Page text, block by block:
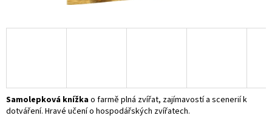
Samolepková knížkao farmě plná zvířat, zajímavostí a scenerií k
dotváření. Hravé učení o hospodářských zvířatech.